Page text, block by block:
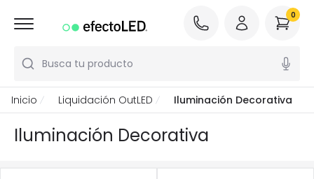
Busca tu producto
0
Inicio Liquidación OutLED Iluminación Decorativa
Iluminación Decorativa